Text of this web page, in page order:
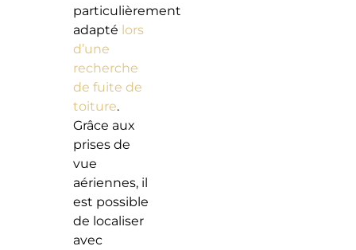
particulièrement
adapté lors
d’une
recherche
de fuite de
toiture.
Grâce aux
prises de
vue
aériennes, il
est possible
de localiser
avec